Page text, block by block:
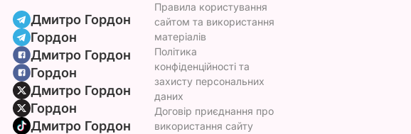
Дмитро Гордон
Гордон
Дмитро Гордон
Гордон
Дмитро Гордон
Гордон
Дмитро Гордон
Правила користування
сайтом та використання
матеріалів
Політика
конфіденційності та
захисту персональних
даних
Договір приєднання про
використання сайту